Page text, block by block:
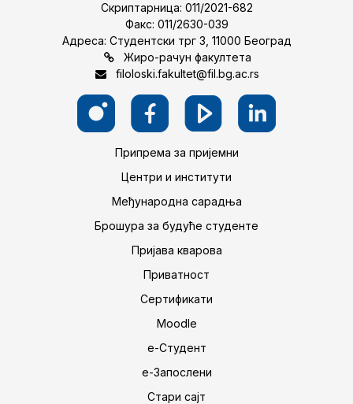
Скриптарница: 011/2021-682
Факс: 011/2630-039
Адреса: Студентски трг 3, 11000 Београд
Жиро-рачун факултета
filoloski.fakultet@fil.bg.ac.rs
Припрема за пријемни
Центри и институти
Међународна сарадња
Брошура за будуће студенте
Пријава кварова
Приватност
Сертификати
Moodle
е-Студент
е-Запослени
Стари сајт